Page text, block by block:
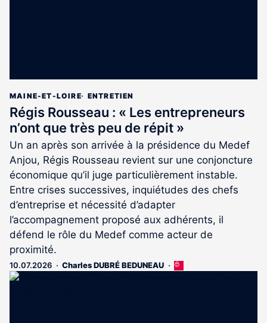
MAINE-ET-LOIRE ENTRETIEN
Régis Rousseau : « Les entrepreneurs
n’ont que très peu de répit »
Un an après son arrivée à la présidence du Medef
Anjou, Régis Rousseau revient sur une conjoncture
économique qu’il juge particulièrement instable.
Entre crises successives, inquiétudes des chefs
d’entreprise et nécessité d’adapter
l’accompagnement proposé aux adhérents, il
défend le rôle du Medef comme acteur de
proximité.
10.07.2026 Charles DUBRÉ BEDUNEAU
Cet